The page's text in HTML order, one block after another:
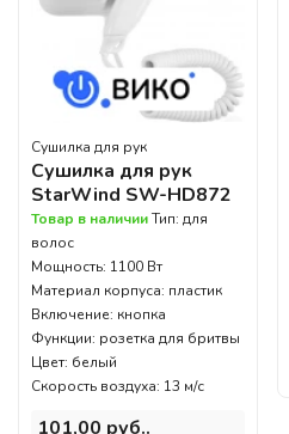
Сушилка для рук
Сушилка для рук
StarWind SW-HD872
Товар в наличииТип: для
волос
Мощность: 1100 Вт
Материал корпуса: пластик
Включение: кнопка
Функции: розетка для бритвы
Цвет: белый
Скорость воздуха: 13 м/с
101,00 руб..